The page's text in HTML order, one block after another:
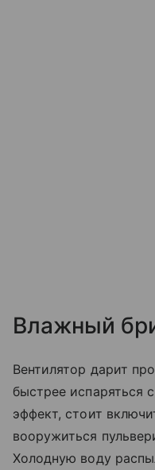
Влажный
Вентилятор дарит
быстрее испаряться
эффект, стоит
вооружиться
Холодную воду